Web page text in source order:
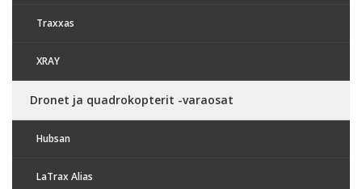
Traxxas
XRAY
Dronet ja quadrokopterit -varaosat
Hubsan
LaTrax Alias